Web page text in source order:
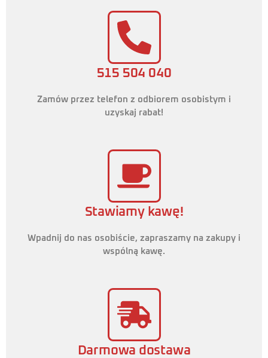
515 504 040
Zamów przez telefon z odbiorem osobistym i
uzyskaj rabat!
Stawiamy kawę!
Wpadnij do nas osobiście, zapraszamy na zakupy i
wspólną kawę.
Darmowa dostawa